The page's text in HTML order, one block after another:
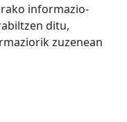
informazio-
ditu,
zuzenean